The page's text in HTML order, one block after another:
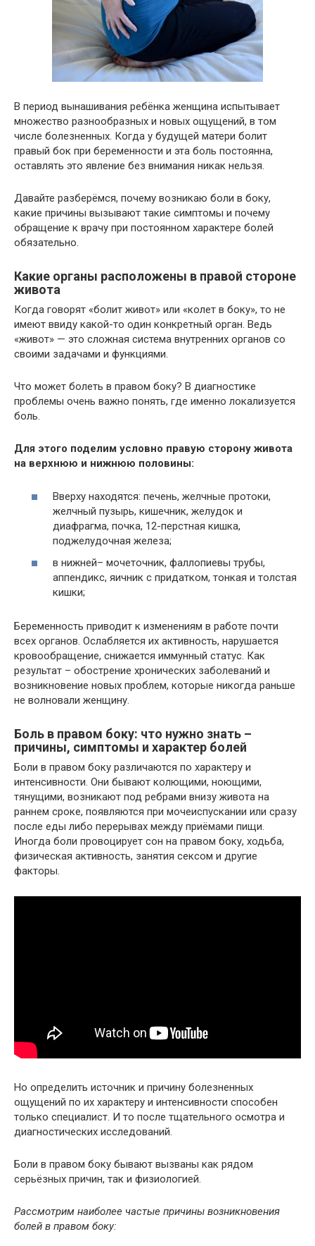
В период вынашивания ребёнка женщина испытывает
множество разнообразных и новых ощущений, в том
числе болезненных. Когда у будущей матери болит
правый бок при беременности и эта боль постоянна,
оставлять это явление без внимания никак нельзя.
Давайте разберёмся, почему возникаю боли в боку,
какие причины вызывают такие симптомы и почему
обращение к врачу при постоянном характере болей
обязательно.
Какие органы расположены в правой стороне
живота
Когда говорят «болит живот» или «колет в боку», то не
имеют ввиду какой-то один конкретный орган. Ведь
«живот» — это сложная система внутренних органов со
своими задачами и функциями.
Что может болеть в правом боку? В диагностике
проблемы очень важно понять, где именно локализуется
боль.
Для этого поделим условно правую сторону живота
на верхнюю и нижнюю половины:
Вверху находятся: печень, желчные протоки,
желчный пузырь, кишечник, желудок и
диафрагма, почка, 12-перстная кишка,
поджелудочная железа;
в нижней– мочеточник, фаллопиевы трубы,
аппендикс, яичник с придатком, тонкая и толстая
кишки;
Беременность приводит к изменениям в работе почти
всех органов. Ослабляется их активность, нарушается
кровообращение, снижается иммунный статус. Как
результат – обострение хронических заболеваний и
возникновение новых проблем, которые никогда раньше
не волновали женщину.
Боль в правом боку: что нужно знать –
причины, симптомы и характер болей
Боли в правом боку различаются по характеру и
интенсивности. Они бывают колющими, ноющими,
тянущими, возникают под ребрами внизу живота на
раннем сроке, появляются при мочеиспускании или сразу
после еды либо перерывах между приёмами пищи.
Иногда боли провоцирует сон на правом боку, ходьба,
физическая активность, занятия сексом и другие
факторы.
Но определить источник и причину болезненных
ощущений по их характеру и интенсивности способен
только специалист. И то после тщательного осмотра и
диагностических исследований.
Боли в правом боку бывают вызваны как рядом
серьёзных причин, так и физиологией.
Рассмотрим наиболее частые причины возникновения
болей в правом боку: